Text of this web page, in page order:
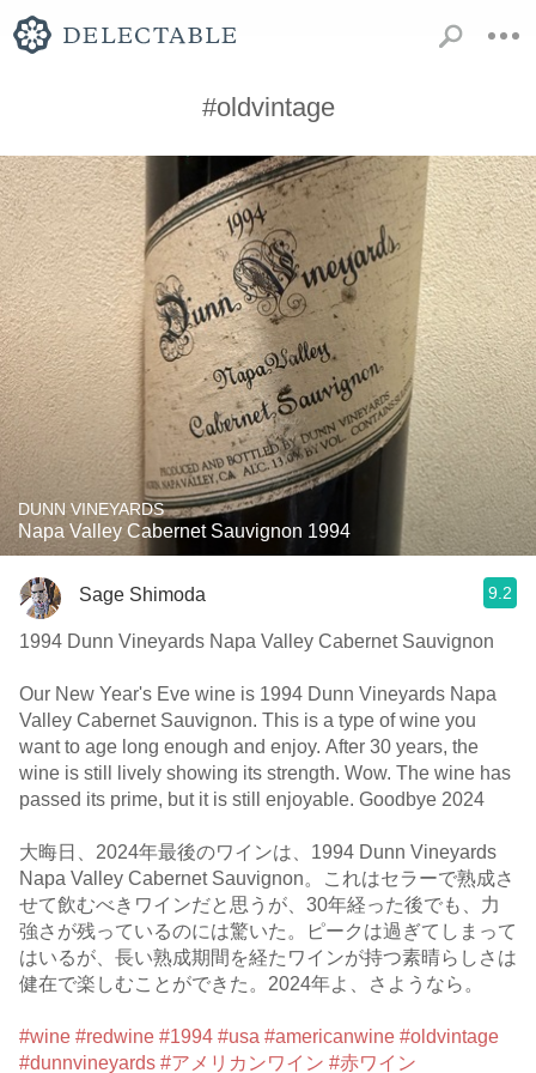
#oldvintage
DUNN VINEYARDS
Napa Valley Cabernet Sauvignon 1994
Sage Shimoda 9.2
1994 Dunn Vineyards Napa Valley Cabernet Sauvignon
Our New Year's Eve wine is 1994 Dunn Vineyards Napa
Valley Cabernet Sauvignon. This is a type of wine you
want to age long enough and enjoy. After 30 years, the
wine is still lively showing its strength. Wow. The wine has
passed its prime, but it is still enjoyable. Goodbye 2024
大晦日、2024年最後のワインは、1994 Dunn Vineyards
Napa Valley Cabernet Sauvignon。これはセラーで熟成さ
せて飲むべきワインだと思うが、30年経った後でも、力
強さが残っているのには驚いた。ピークは過ぎてしまって
はいるが、長い熟成期間を経たワインが持つ素晴らしさは
健在で楽しむことができた。2024年よ、さようなら。
#wine #redwine #1994 #usa #americanwine #oldvintage
#dunnvineyards #アメリカンワイン #赤ワイン